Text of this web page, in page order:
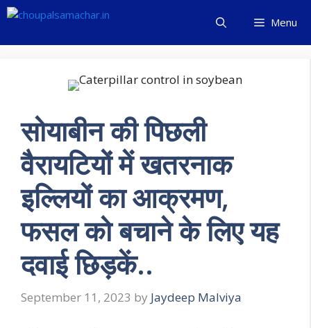
Skip
content
Menu
सोयाबीन की पिछली
वैरायटियों में खतरनाक
इल्लियों का आक्रमण,
फसल को बचाने के लिए यह
दवाई छिड़कें..
September 11, 2023 by Jaydeep Malviya